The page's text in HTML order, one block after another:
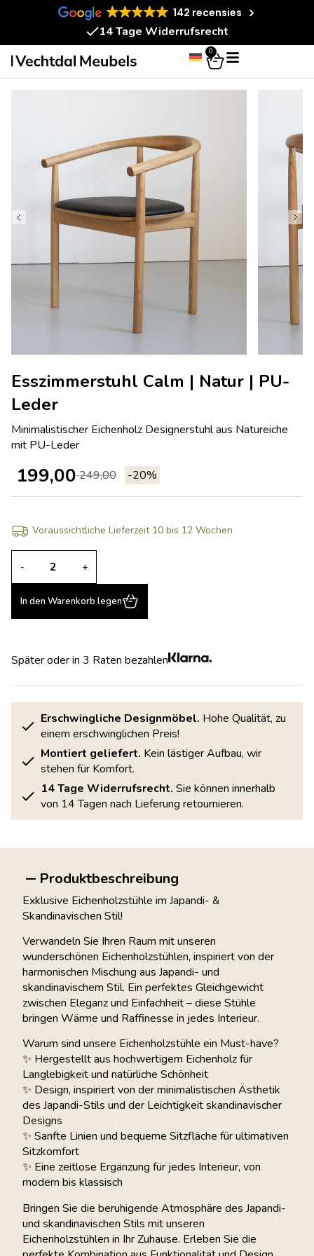
142 recensies
14 Tage Widerrufsrecht
0
Esszimmerstuhl Calm | Natur | PU-
Leder
Minimalistischer Eichenholz Designerstuhl aus Natureiche
mit PU-Leder
-20%
249,00
199,00
Voraussichtliche Lieferzeit 10 bis 12 Wochen
- +
In den Warenkorb legen
Später oder in 3 Raten bezahlen
Erschwingliche Designmöbel. Hohe Qualität, zu
einem erschwinglichen Preis!
Montiert geliefert. Kein lästiger Aufbau, wir
stehen für Komfort.
14 Tage Widerrufsrecht. Sie können innerhalb
von 14 Tagen nach Lieferung retournieren.
Produktbeschreibung
Exklusive Eichenholzstühle im Japandi- &
Skandinavischen Stil!
Verwandeln Sie Ihren Raum mit unseren
wunderschönen Eichenholzstühlen, inspiriert von der
harmonischen Mischung aus Japandi- und
skandinavischem Stil. Ein perfektes Gleichgewicht
zwischen Eleganz und Einfachheit – diese Stühle
bringen Wärme und Raffinesse in jedes Interieur.
Warum sind unsere Eichenholzstühle ein Must-have?
✨ Hergestellt aus hochwertigem Eichenholz für
Langlebigkeit und natürliche Schönheit
✨ Design, inspiriert von der minimalistischen Ästhetik
des Japandi-Stils und der Leichtigkeit skandinavischer
Designs
✨ Sanfte Linien und bequeme Sitzfläche für ultimativen
Sitzkomfort
✨ Eine zeitlose Ergänzung für jedes Interieur, von
modern bis klassisch
Bringen Sie die beruhigende Atmosphäre des Japandi-
und skandinavischen Stils mit unseren
Eichenholzstühlen in Ihr Zuhause. Erleben Sie die